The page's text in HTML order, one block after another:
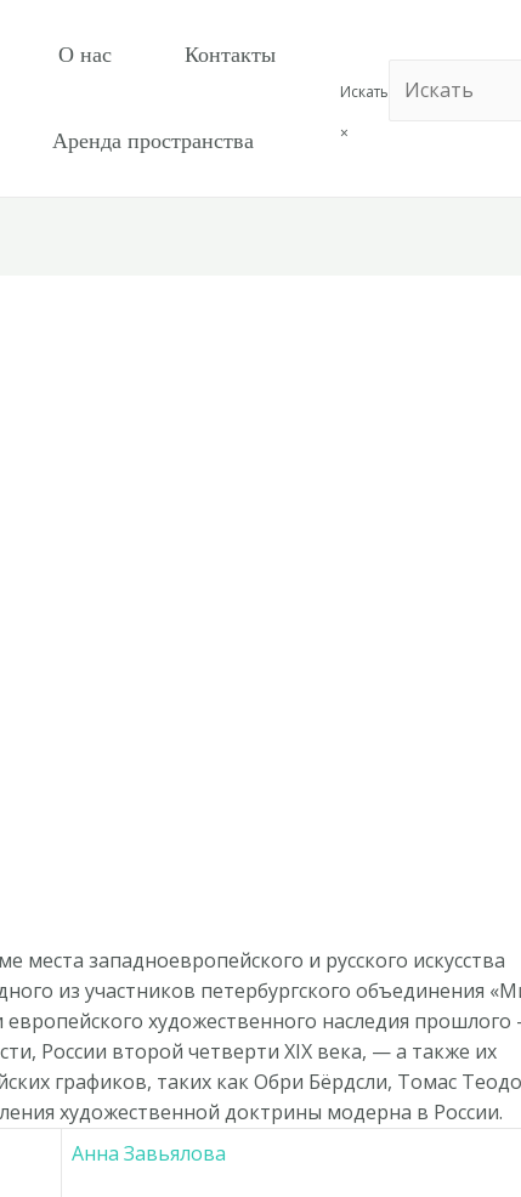
О нас Контакты
Аренда пространства
Искать
×
западноевропейского и русского искусства
из участников петербургского объединения
европейского художественного наследия
России второй четверти XIX века, — а также их
графиков, таких как Обри Бёрдсли, Томас
художественной доктрины модерна в России.
Анна Завьялова